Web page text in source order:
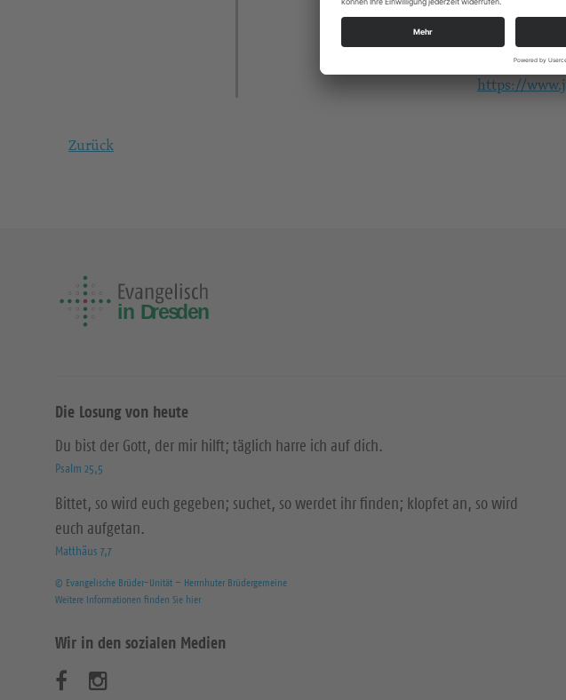
An der
kg.dresden-
https://
Zurück
Die Losung von heute
Du bist der Gott, der mir hilft; täglich harre ich auf dich.
Psalm 25,5
Bittet, so wird euch gegeben; suchet, so werdet ihr finden; klopfet an, so wird
euch aufgetan.
Matthäus 7,7
© Evangelische Brüder-Unität – Herrnhuter Brüdergemeine
Weitere Informationen finden Sie hier
Wir in den sozialen Medien